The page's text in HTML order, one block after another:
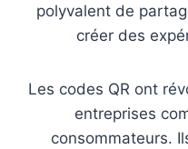
polyvalent de
créer des
Les codes QR ont
entreprises
consommateurs.